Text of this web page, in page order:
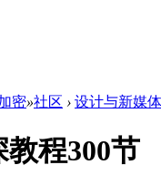
密»社区 › 设计与新媒
程300节